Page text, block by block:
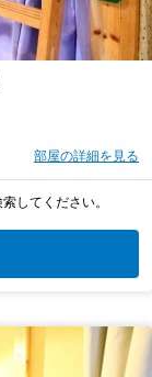
部屋の詳細を見る
してください。